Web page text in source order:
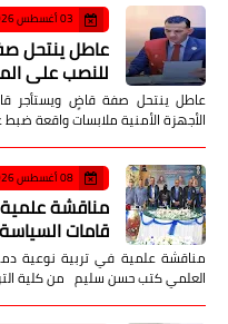
03 أغسطس 2026
عاطل ينتحل
للنصب على
عاطل ينتحل صفة قاضٍ ويستأجر
الأجهزة الأمنية ملابسات واقعة
08 أغسطس 2026
مناقشة
قامات
مناقشة علمية في تربية نوعية
العلمي كتب حسن سليم من كلية